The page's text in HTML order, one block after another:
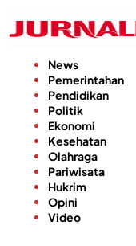
konten
News
Pemerintahan
Pendidikan
Politik
Ekonomi
Kesehatan
Olahraga
Pariwisata
Hukrim
Opini
Video